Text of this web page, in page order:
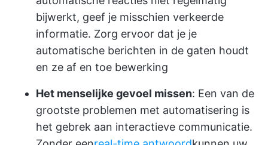
bijwerkt, geef je misschien verkeerde
informatie. Zorg ervoor dat je je
automatische berichten in de gaten houdt
en ze af en toe bewerking
Het menselijke gevoel missen: Een van de
grootste problemen met automatisering is
het gebrek aan interactieve communicatie.